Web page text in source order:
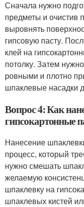
Сначала нужно
предметы и очистив
выровнять
гипсовую пасту.
клей на
потолку. Затем
ровными и плотно
шпаклевые насадки
Вопрос 4: Как
гипсокартонные
Нанесение
процесс, который
нужно смешать
желаемую
шпаклевку на
шпаклевых кистей